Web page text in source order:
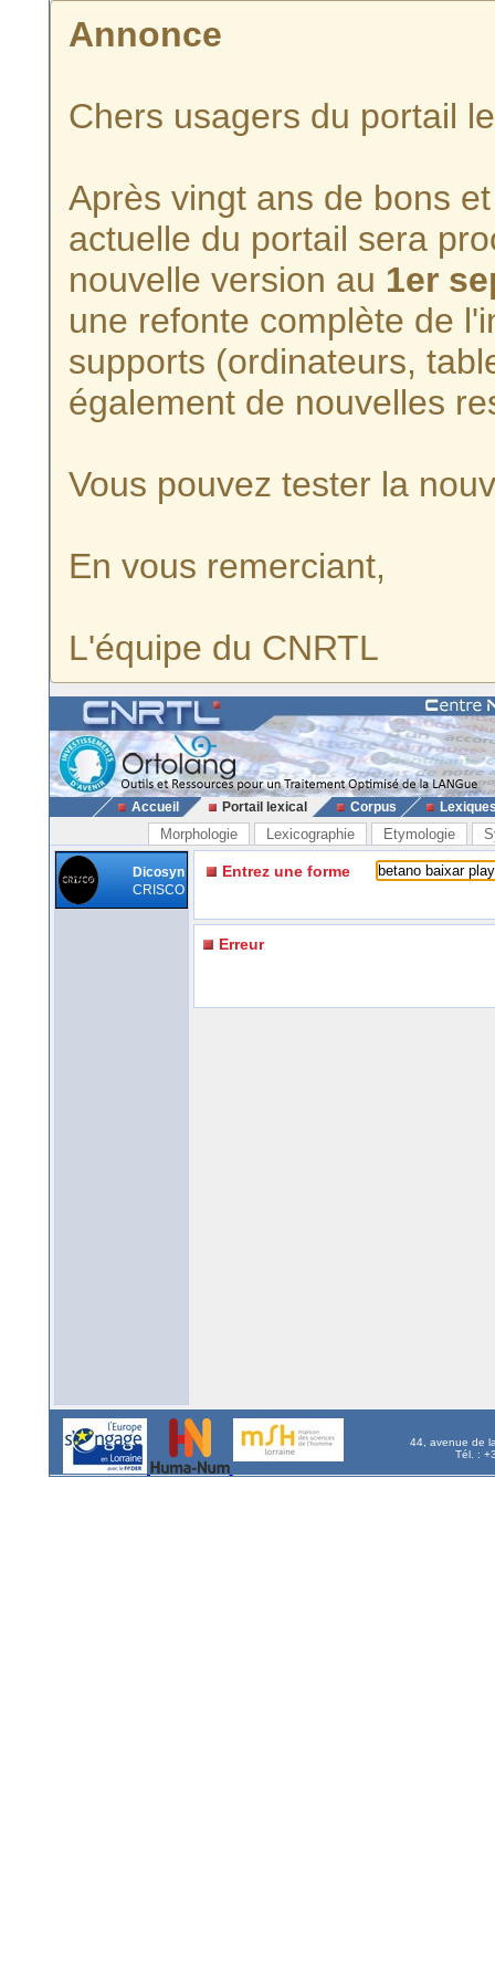
Annonce
Chers usagers du portail
Après vingt ans de bons
actuelle du portail sera
nouvelle version au 1er
une refonte complète de
supports (ordinateurs,
également de nouvelles
Vous pouvez tester la
En vous remerciant,
L'équipe du CNRTL
Accueil Portail lexical Corpus
Morphologie Lexicographie Etymologie
Dicosyn
CRISCO
Entrez une forme
Erreur
44, avenue de
Tél. :